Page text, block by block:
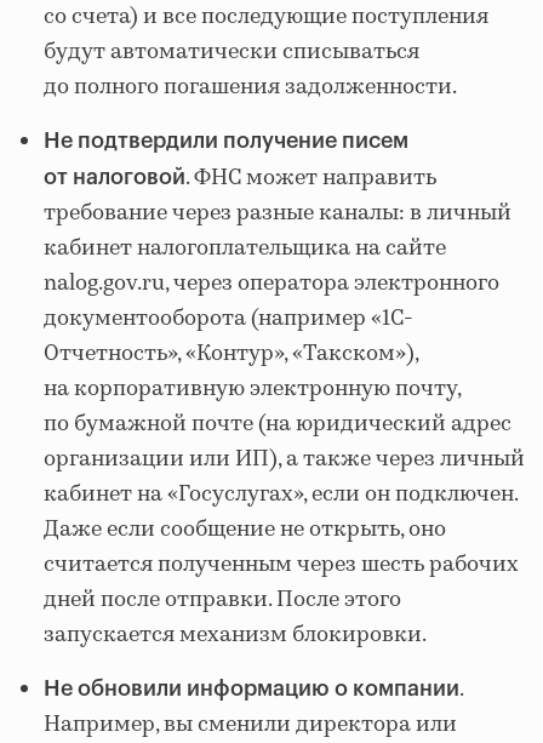
со счета) и все последующие поступления
будут автоматически списываться
до полного погашения задолженности.
Не подтвердили получение писем
от налоговой. ФНС может направить
требование через разные каналы: в личный
кабинет налогоплательщика на сайте
nalog.gov.ru, через оператора электронного
документооборота (например «1С-
Отчетность», «Контур», «Такском»),
на корпоративную электронную почту,
по бумажной почте (на юридический адрес
организации или ИП), а также через личный
кабинет на «Госуслугах», если он подключен.
Даже если сообщение не открыть, оно
считается полученным через шесть рабочих
дней после отправки. После этого
запускается механизм блокировки.
Не обновили информацию о компании.
Например, вы сменили директора или